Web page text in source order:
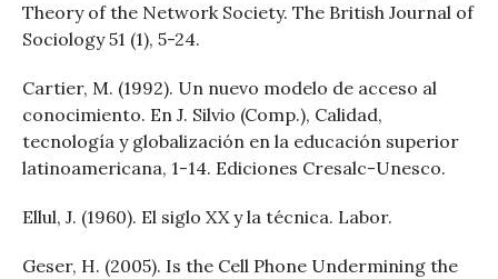
Theory of the Network Society. The British Journal of
Sociology 51 (1), 5-24.
Cartier, M. (1992). Un nuevo modelo de acceso al
conocimiento. En J. Silvio (Comp.), Calidad,
tecnología y globalización en la educación superior
latinoamericana, 1-14. Ediciones Cresalc-Unesco.
Ellul, J. (1960). El siglo XX y la técnica. Labor.
Geser, H. (2005). Is the Cell Phone Undermining the